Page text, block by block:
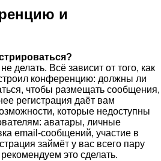
и
делать. Всё зависит от того, как
конференцию: должны ли
чтобы размещать сообщения,
регистрация даёт вам
которые недоступны
аватары, личные
email-сообщений, участие в
займёт у вас всего пару
это сделать.